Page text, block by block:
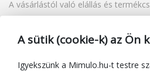
A vásárlástól való elállás és
Reklamáció
Ajándékutalványok
Blog
A sütik (cookie-k) az Ön
Igyekszünk a Mimulo.hu-t testre